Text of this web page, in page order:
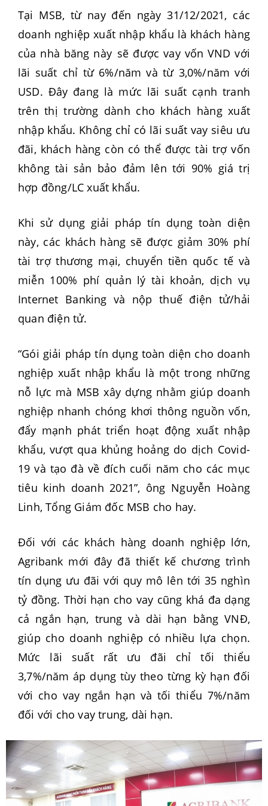
Tại MSB, từ nay đến ngày 31/12/2021, các
doanh nghiệp xuất nhập khẩu là khách hàng
của nhà băng này sẽ được vay vốn VND với
lãi suất chỉ từ 6%/năm và từ 3,0%/năm với
USD. Đây đang là mức lãi suất cạnh tranh
trên thị trường dành cho khách hàng xuất
nhập khẩu. Không chỉ có lãi suất vay siêu ưu
đãi, khách hàng còn có thể được tài trợ vốn
không tài sản bảo đảm lên tới 90% giá trị
hợp đồng/LC xuất khẩu.
Khi sử dụng giải pháp tín dụng toàn diện
này, các khách hàng sẽ được giảm 30% phí
tài trợ thương mại, chuyển tiền quốc tế và
miễn 100% phí quản lý tài khoản, dịch vụ
Internet Banking và nộp thuế điện tử/hải
quan điện tử.
“Gói giải pháp tín dụng toàn diện cho doanh
nghiệp xuất nhập khẩu là một trong những
nỗ lực mà MSB xây dựng nhằm giúp doanh
nghiệp nhanh chóng khơi thông nguồn vốn,
đẩy mạnh phát triển hoạt động xuất nhập
khẩu, vượt qua khủng hoảng do dịch Covid-
19 và tạo đà về đích cuối năm cho các mục
tiêu kinh doanh 2021”, ông Nguyễn Hoàng
Linh, Tổng Giám đốc MSB cho hay.
Đối với các khách hàng doanh nghiệp lớn,
Agribank mới đây đã thiết kế chương trình
tín dụng ưu đãi với quy mô lên tới 35 nghìn
tỷ đồng. Thời hạn cho vay cũng khá đa dạng
cả ngắn hạn, trung và dài hạn bằng VNĐ,
giúp cho doanh nghiệp có nhiều lựa chọn.
Mức lãi suất rất ưu đãi chỉ tối thiểu
3,7%/năm áp dụng tùy theo từng kỳ hạn đối
với cho vay ngắn hạn và tối thiểu 7%/năm
đối với cho vay trung, dài hạn.